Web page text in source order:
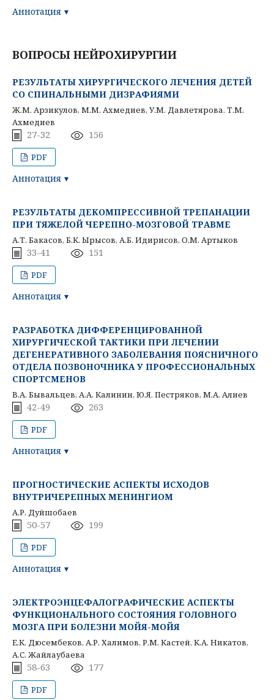
Аннотация
ВОПРОСЫ НЕЙРОХИРУРГИИ
РЕЗУЛЬТАТЫ ХИРУРГИЧЕСКОГО ЛЕЧЕНИЯ ДЕТЕЙ
СО СПИНАЛЬНЫМИ ДИЗРАФИЯМИ
Ж.М. Арзикулов, М.М. Ахмедиев, У.М. Давлетярова, Т.М.
Ахмедиев
27-32 156
PDF
Аннотация
РЕЗУЛЬТАТЫ ДЕКОМПРЕССИВНОЙ ТРЕПАНАЦИИ
ПРИ ТЯЖЕЛОЙ ЧЕРЕПНО-МОЗГОВОЙ ТРАВМЕ
А.Т. Бакасов, Б.К. Ырысов, А.Б. Идирисов, О.М. Артыков
33-41 151
PDF
Аннотация
РАЗРАБОТКА ДИФФЕРЕНЦИРОВАННОЙ
ХИРУРГИЧЕСКОЙ ТАКТИКИ ПРИ ЛЕЧЕНИИ
ДЕГЕНЕРАТИВНОГО ЗАБОЛЕВАНИЯ ПОЯСНИЧНОГО
ОТДЕЛА ПОЗВОНОЧНИКА У ПРОФЕССИОНАЛЬНЫХ
СПОРТСМЕНОВ
В.А. Бывальцев, А.А. Калинин, Ю.Я. Пестряков, М.А. Алиев
42-49 263
PDF
Аннотация
ПРОГНОСТИЧЕСКИЕ АСПЕКТЫ ИСХОДОВ
ВНУТРИЧЕРЕПНЫХ МЕНИНГИОМ
А.Р. Дуйшобаев
50-57 199
PDF
Аннотация
ЭЛЕКТРОЭНЦЕФАЛОГРАФИЧЕСКИЕ АСПЕКТЫ
ФУНКЦИОНАЛЬНОГО СОСТОЯНИЯ ГОЛОВНОГО
МОЗГА ПРИ БОЛЕЗНИ МОЙЯ-МОЙЯ
Е.К. Дюсембеков, А.Р. Халимов, Р.М. Кастей, К.А. Никатов,
А.С. Жайлаубаева
58-63 177
PDF